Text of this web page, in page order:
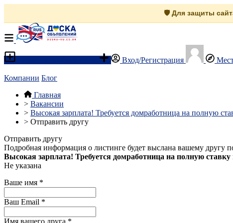
🛡️ Для защиты
Вход/Регистрация
Компании Блог
Главная
> Вакансии
> Высокая зарплата! Требуется домработница на полную
> Отправить другу
Отправить другу
Подробная информация о листинге будет выслана вашему другу
Высокая зарплата! Требуется домработница на полную ставку
Не указана
Ваше имя *
Ваш Email *
Имя вашего друга *